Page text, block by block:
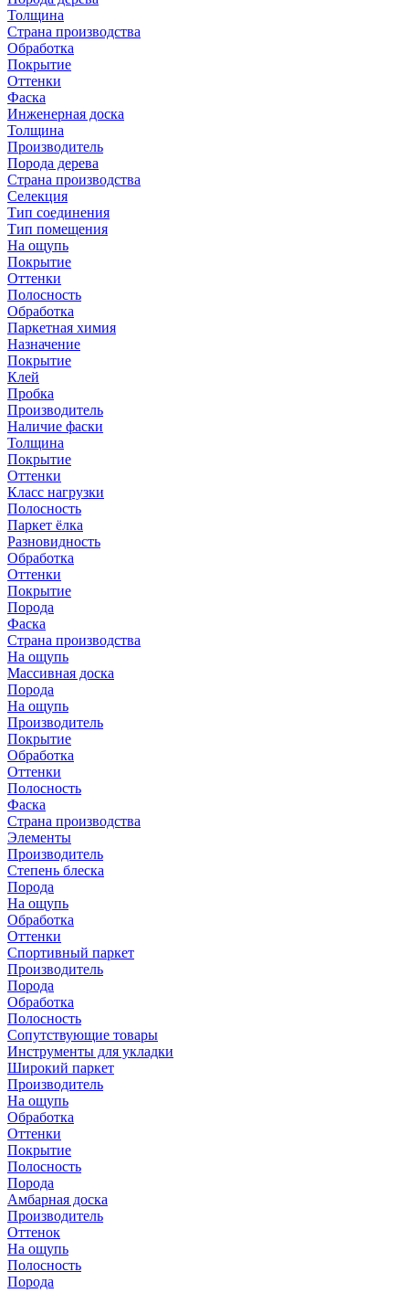
Толщина
Страна производства
Обработка
Покрытие
Оттенки
Фаска
Инженерная доска
Толщина
Производитель
Порода дерева
Страна производства
Селекция
Тип соединения
Тип помещения
На ощупь
Покрытие
Оттенки
Полосность
Обработка
Паркетная химия
Назначение
Покрытие
Клей
Пробка
Производитель
Наличие фаски
Толщина
Покрытие
Оттенки
Класс нагрузки
Полосность
Паркет ёлка
Разновидность
Обработка
Оттенки
Покрытие
Порода
Фаска
Страна производства
На ощупь
Массивная доска
Порода
На ощупь
Производитель
Покрытие
Обработка
Оттенки
Полосность
Фаска
Страна производства
Элементы
Производитель
Степень блеска
Порода
На ощупь
Обработка
Оттенки
Спортивный паркет
Производитель
Порода
Обработка
Полосность
Сопутствующие товары
Инструменты для укладки
Широкий паркет
Производитель
На ощупь
Обработка
Оттенки
Покрытие
Полосность
Порода
Амбарная доска
Производитель
Оттенок
На ощупь
Полосность
Порода